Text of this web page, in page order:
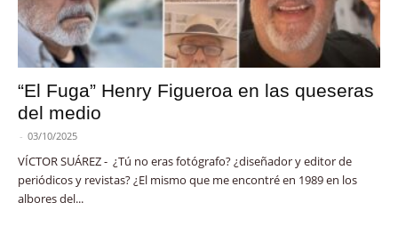
“El Fuga” Henry Figueroa en las queseras
del medio
- 03/10/2025
VÍCTOR SUÁREZ - ¿Tú no eras fotógrafo? ¿diseñador y editor de
periódicos y revistas? ¿El mismo que me encontré en 1989 en los
albores del...